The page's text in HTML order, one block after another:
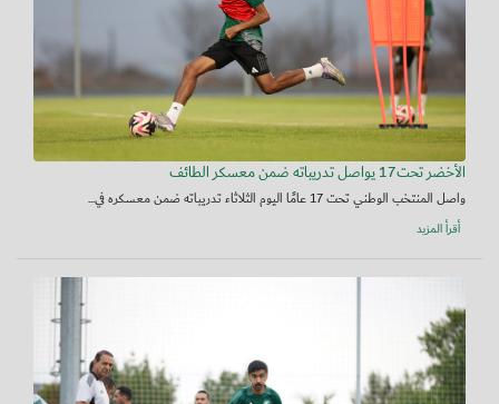
الأخضر تحت17 يواصل تدريباته ضمن معسكر الطائف
واصل المنتخب الوطني تحت 17 عامًا اليوم الثلاثاء تدريباته ضمن معسكره في...
أقرأ المزيد